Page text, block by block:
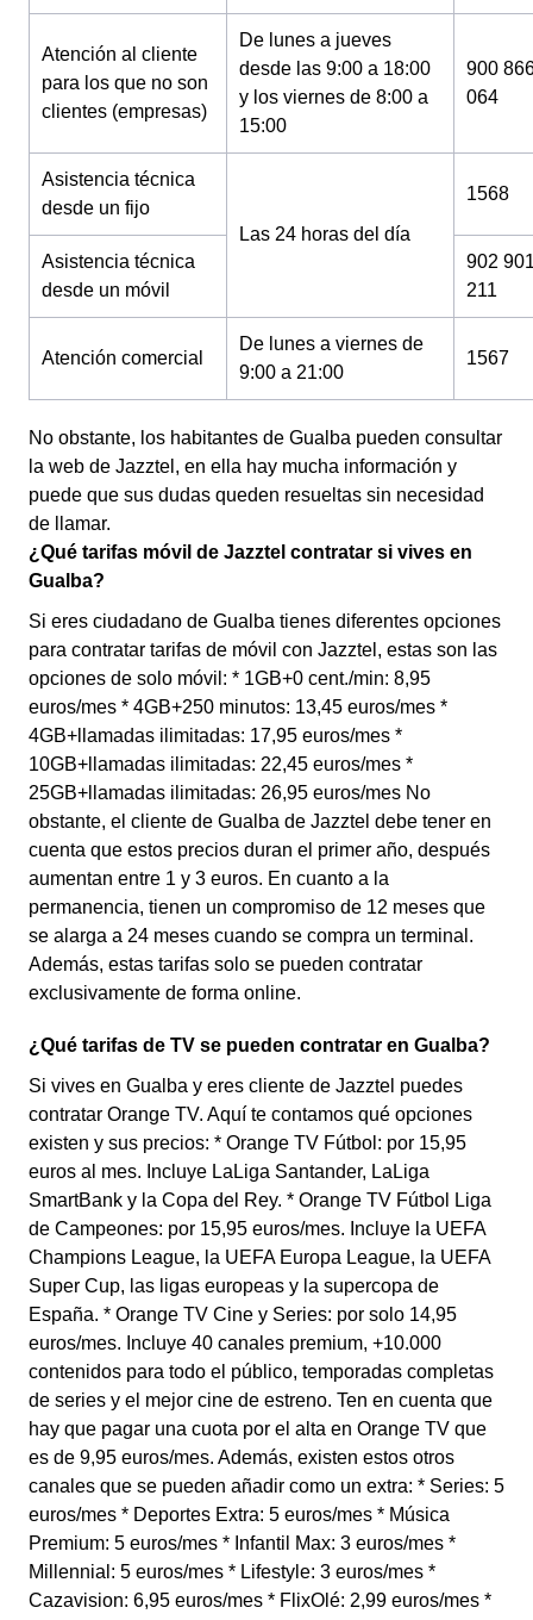
Atención al cliente
para los que no son
clientes (empresas)
De lunes a jueves
desde las 9:00 a 18:00
y los viernes de 8:00 a
15:00
900
064
Asistencia técnica
desde un fijo
Las 24 horas del día
1568
Asistencia técnica
desde un móvil
902
211
Atención comercial
De lunes a viernes de
9:00 a 21:00
1567
No obstante, los habitantes de Gualba pueden consultar
la web de Jazztel, en ella hay mucha información y
puede que sus dudas queden resueltas sin necesidad
de llamar.
¿Qué tarifas móvil de Jazztel contratar si vives en
Gualba?
Si eres ciudadano de Gualba tienes diferentes opciones
para contratar tarifas de móvil con Jazztel, estas son las
opciones de solo móvil: * 1GB+0 cent./min: 8,95
euros/mes * 4GB+250 minutos: 13,45 euros/mes *
4GB+llamadas ilimitadas: 17,95 euros/mes *
10GB+llamadas ilimitadas: 22,45 euros/mes *
25GB+llamadas ilimitadas: 26,95 euros/mes No
obstante, el cliente de Gualba de Jazztel debe tener en
cuenta que estos precios duran el primer año, después
aumentan entre 1 y 3 euros. En cuanto a la
permanencia, tienen un compromiso de 12 meses que
se alarga a 24 meses cuando se compra un terminal.
Además, estas tarifas solo se pueden contratar
exclusivamente de forma online.
¿Qué tarifas de TV se pueden contratar en Gualba?
Si vives en Gualba y eres cliente de Jazztel puedes
contratar Orange TV. Aquí te contamos qué opciones
existen y sus precios: * Orange TV Fútbol: por 15,95
euros al mes. Incluye LaLiga Santander, LaLiga
SmartBank y la Copa del Rey. * Orange TV Fútbol Liga
de Campeones: por 15,95 euros/mes. Incluye la UEFA
Champions League, la UEFA Europa League, la UEFA
Super Cup, las ligas europeas y la supercopa de
España. * Orange TV Cine y Series: por solo 14,95
euros/mes. Incluye 40 canales premium, +10.000
contenidos para todo el público, temporadas completas
de series y el mejor cine de estreno. Ten en cuenta que
hay que pagar una cuota por el alta en Orange TV que
es de 9,95 euros/mes. Además, existen estos otros
canales que se pueden añadir como un extra: * Series: 5
euros/mes * Deportes Extra: 5 euros/mes * Música
Premium: 5 euros/mes * Infantil Max: 3 euros/mes *
Millennial: 5 euros/mes * Lifestyle: 3 euros/mes *
Cazavision: 6,95 euros/mes * FlixOlé: 2,99 euros/mes *